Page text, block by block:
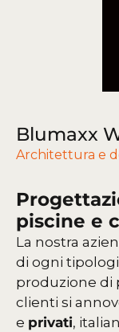
Blumaxx
Architettura e
piscine e
La nostra
di ogni
produzione di
clienti si
e privati,